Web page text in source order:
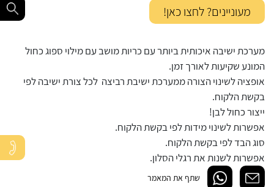
מעוניינים? לחצו כאן!
מערכת ישיבה איכותית ביותר עם כריות מושב עם מילוי ספוג כחול
המונע שקיעות לאורך זמן.
אופציה לשינוי הצורה ממערכת ישיבת רביצה לכל צורת ישיבה לפי
בקשת הלקוח.
ייצור כחול לבן!
אפשרות לשינוי מידות לפי בקשת הלקוח.
סוג הבד לפי בקשת הלקוח.
אפשרות לשנות את רגלי הסלון.
שתף את המאמר